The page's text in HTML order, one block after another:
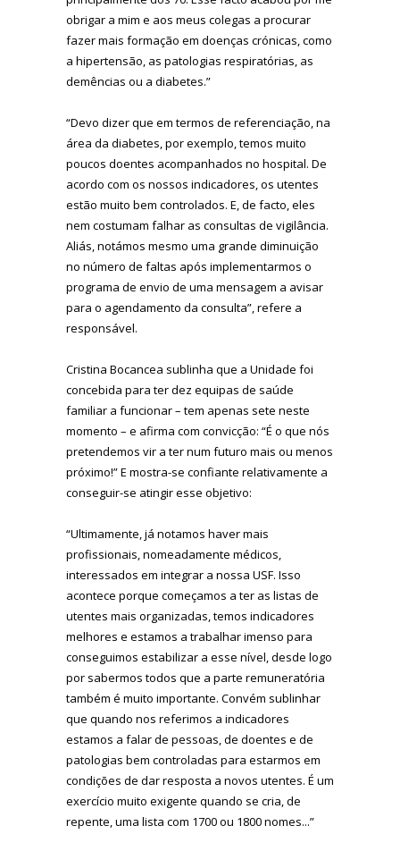
obrigar a mim e aos meus colegas a procurar
fazer mais formação em doenças crónicas, como
a hipertensão, as patologias respiratórias, as
demências ou a diabetes.”
“Devo dizer que em termos de referenciação, na
área da diabetes, por exemplo, temos muito
poucos doentes acompanhados no hospital. De
acordo com os nossos indicadores, os utentes
estão muito bem controlados. E, de facto, eles
nem costumam falhar as consultas de vigilância.
Aliás, notámos mesmo uma grande diminuição
no número de faltas após implementarmos o
programa de envio de uma mensagem a avisar
para o agendamento da consulta”, refere a
responsável.
Cristina Bocancea sublinha que a Unidade foi
concebida para ter dez equipas de saúde
familiar a funcionar – tem apenas sete neste
momento – e afirma com convicção: “É o que nós
pretendemos vir a ter num futuro mais ou menos
próximo!” E mostra-se confiante relativamente a
conseguir-se atingir esse objetivo:
“Ultimamente, já notamos haver mais
profissionais, nomeadamente médicos,
interessados em integrar a nossa USF. Isso
acontece porque começamos a ter as listas de
utentes mais organizadas, temos indicadores
melhores e estamos a trabalhar imenso para
conseguimos estabilizar a esse nível, desde logo
por sabermos todos que a parte remuneratória
também é muito importante. Convém sublinhar
que quando nos referimos a indicadores
estamos a falar de pessoas, de doentes e de
patologias bem controladas para estarmos em
condições de dar resposta a novos utentes. É um
exercício muito exigente quando se cria, de
repente, uma lista com 1700 ou 1800 nomes...”